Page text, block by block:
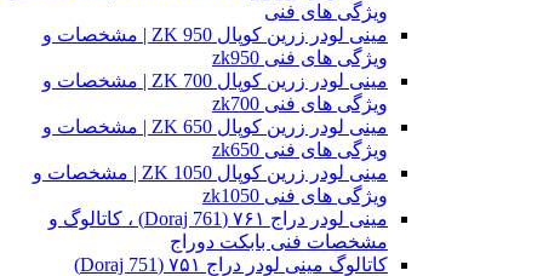
ویژگی های فنی
مینی لودر زرین کوپال ZK 950 | مشخصات و
ویژگی های فنی zk950
مینی لودر زرین کوپال ZK 700 | مشخصات و
ویژگی های فنی zk700
مینی لودر زرین کوپال ZK 650 | مشخصات و
ویژگی های فنی zk650
مینی لودر زرین کوپال ZK 1050 | مشخصات و
ویژگی های فنی zk1050
مینی لودر دراج ۷۶۱ (Doraj 761) ، کاتالوگ و
مشخصات فنی بابکت دوراج
کاتالوگ مینی لودر دراج ۷۵۱ (Doraj 751)